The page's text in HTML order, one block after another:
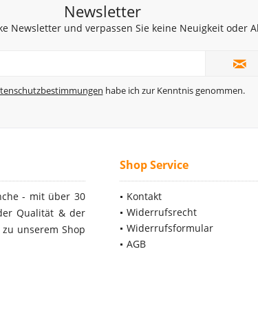
Newsletter
Newsletter und verpassen Sie keine Neuigkeit oder
habe ich zur Kenntnis genommen.
- mit über 30
Qualität & der
unserem Shop
Shop Service
Kontakt
Widerrufsrecht
Widerrufsformular
AGB